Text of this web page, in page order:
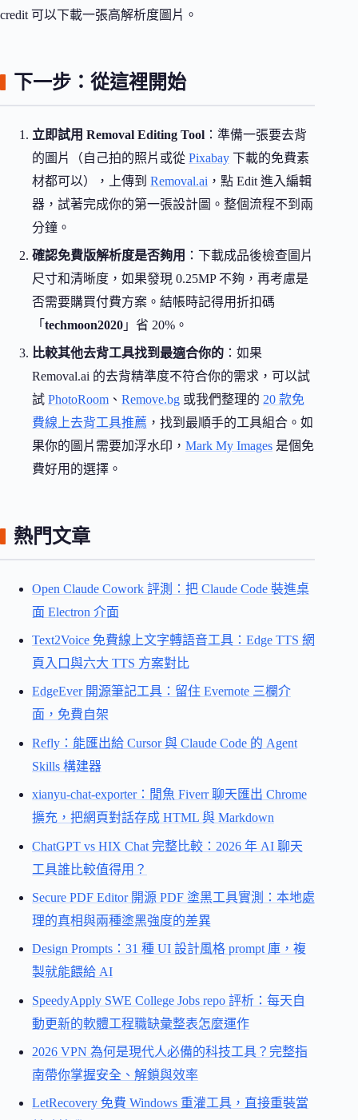
credit 可以下載一張高解析度圖片。
下一步：從這裡開始
立即試用 Removal Editing Tool ：準備一張要去背
的圖片（自己拍的照片或從 Pixabay 下載的免費素
材都可以），上傳到 Removal.ai ，點 Edit 進入編輯
器，試著完成你的第一張設計圖。整個流程不到兩
分鐘。
確認免費版解析度是否夠用 ：下載成品後檢查圖片
尺寸和清晰度，如果發現 0.25MP 不夠，再考慮是
否需要購買付費方案。結帳時記得用折扣碼
「 techmoon2020 」省 20%。
比較其他去背工具找到最適合你的 ：如果
Removal.ai 的去背精準度不符合你的需求，可以試
試 PhotoRoom 、 Remove.bg 或我們整理的 20 款免
費線上去背工具推薦 ，找到最順手的工具組合。如
果你的圖片需要加浮水印， Mark My Images 是個免
費好用的選擇。
熱門文章
Open Claude Cowork 評測：把 Claude Code 裝進桌
面 Electron 介面
Text2Voice 免費線上文字轉語音工具：Edge TTS 網
頁入口與六大 TTS 方案對比
EdgeEver 開源筆記工具：留住 Evernote 三欄介
面，免費自架
Refly：能匯出給 Cursor 與 Claude Code 的 Agent
Skills 構建器
xianyu-chat-exporter：閒魚 Fiverr 聊天匯出 Chrome
擴充，把網頁對話存成 HTML 與 Markdown
ChatGPT vs HIX Chat 完整比較：2026 年 AI 聊天
工具誰比較值得用？
Secure PDF Editor 開源 PDF 塗黑工具實測：本地處
理的真相與兩種塗黑強度的差異
Design Prompts：31 種 UI 設計風格 prompt 庫，複
製就能餵給 AI
SpeedyApply SWE College Jobs repo 評析：每天自
動更新的軟體工程職缺彙整表怎麼運作
2026 VPN 為何是現代人必備的科技工具？完整指
南帶你掌握安全、解鎖與效率
LetRecovery 免費 Windows 重灌工具，直接重裝當